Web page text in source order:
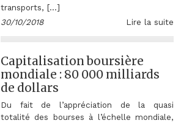
transports, […]
30/10/2018
Lire la suite
Capitalisation boursière
mondiale : 80 000 milliards
de dollars
Du fait de l’appréciation de la quasi
totalité des bourses à l’échelle mondiale,